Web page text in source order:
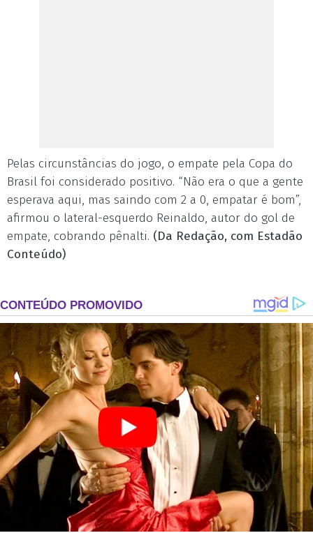
Pelas circunstâncias do jogo, o empate pela Copa do
Brasil foi considerado positivo. “Não era o que a gente
esperava aqui, mas saindo com 2 a 0, empatar é bom”,
afirmou o lateral-esquerdo Reinaldo, autor do gol de
empate, cobrando pênalti. (Da Redação, com Estadão
Conteúdo)